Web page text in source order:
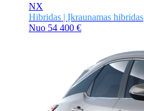
NX
Hibridas | Įkraunamas hibridas
Nuo 54 400 €